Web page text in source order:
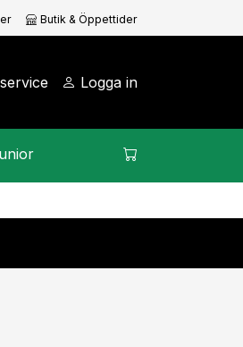
Butik & Öppettider
Logga in